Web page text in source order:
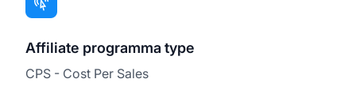
Affiliate programma type
CPS - Cost Per Sales